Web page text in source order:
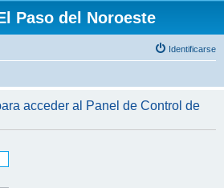
Paso del Noroeste
Identificarse
acceder al Panel de Control de